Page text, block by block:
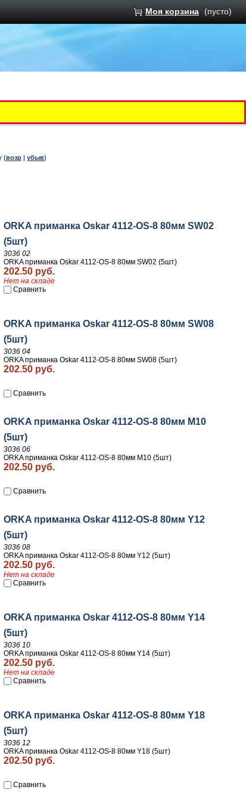
Моя корзина (пусто)
(возр | убыв)
ORKA приманка Oskar 4112-OS-8 80мм SW02
(5шт)
3036 02
ORKA приманка Oskar 4112-OS-8 80мм SW02 (5шт)
202.50 руб.
Нет на складе
Сравнить
ORKA приманка Oskar 4112-OS-8 80мм SW08
(5шт)
3036 04
ORKA приманка Oskar 4112-OS-8 80мм SW08 (5шт)
202.50 руб.
Сравнить
ORKA приманка Oskar 4112-OS-8 80мм M10
(5шт)
3036 06
ORKA приманка Oskar 4112-OS-8 80мм M10 (5шт)
202.50 руб.
Сравнить
ORKA приманка Oskar 4112-OS-8 80мм Y12
(5шт)
3036 08
ORKA приманка Oskar 4112-OS-8 80мм Y12 (5шт)
202.50 руб.
Нет на складе
Сравнить
ORKA приманка Oskar 4112-OS-8 80мм Y14
(5шт)
3036 10
ORKA приманка Oskar 4112-OS-8 80мм Y14 (5шт)
202.50 руб.
Нет на складе
Сравнить
ORKA приманка Oskar 4112-OS-8 80мм Y18
(5шт)
3036 12
ORKA приманка Oskar 4112-OS-8 80мм Y18 (5шт)
202.50 руб.
Сравнить